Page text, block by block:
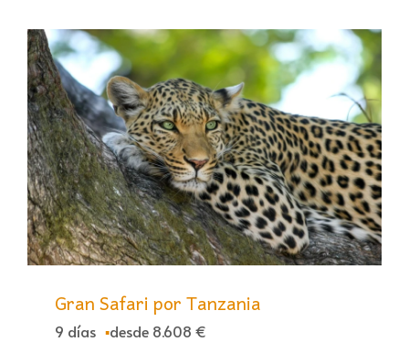
Gran Safari por Tanzania
9 días desde 8.608 €